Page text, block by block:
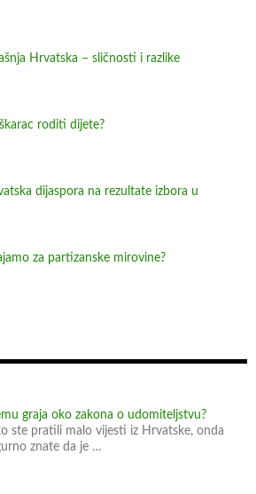
Hrvatska – sličnosti i razlike
roditi dijete?
dijaspora na rezultate izbora u
za partizanske mirovine?
graja oko zakona o udomiteljstvu?
ste pratili malo vijesti iz Hrvatske, onda
znate da je …